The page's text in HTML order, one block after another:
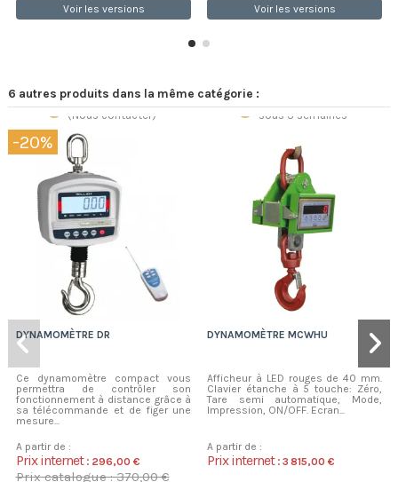
Voir les versions Voir les versions
6 autres produits dans la même catégorie :
-20%
DYNAMOMÈTRE DR
Ce dynamomètre compact vous
permettra de contrôler son
fonctionnement à distance grâce à
sa télécommande et de figer une
mesure...
Précommande
(Nous contacter)
A partir de :
Prix internet : 296,00 €
Prix catalogue : 370,00 €
DYNAMOMÈTRE MCWHU
Afficheur à LED rouges de 40 mm.
Clavier étanche à 5 touche: Zéro,
Tare semi automatique, Mode,
Impression, ON/OFF. Ecran...
Sur commande
sous 3 semaines
A partir de :
Prix internet : 3 815,00 €